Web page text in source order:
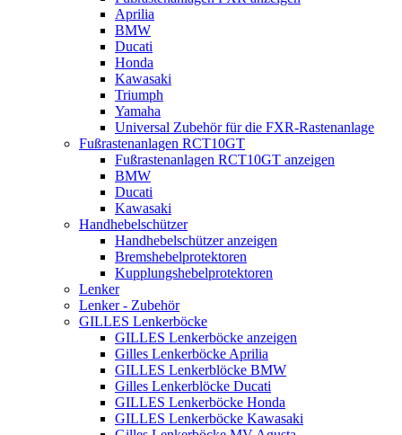
Aprilia
BMW
Ducati
Honda
Kawasaki
Triumph
Yamaha
Universal Zubehör für die FXR-Rastenanlage
Fußrastenanlagen RCT10GT
Fußrastenanlagen RCT10GT anzeigen
BMW
Ducati
Kawasaki
Handhebelschützer
Handhebelschützer anzeigen
Bremshebelprotektoren
Kupplungshebelprotektoren
Lenker
Lenker - Zubehör
GILLES Lenkerböcke
GILLES Lenkerböcke anzeigen
Gilles Lenkerböcke Aprilia
GILLES Lenkerblöcke BMW
Gilles Lenkerblöcke Ducati
GILLES Lenkerböcke Honda
GILLES Lenkerböcke Kawasaki